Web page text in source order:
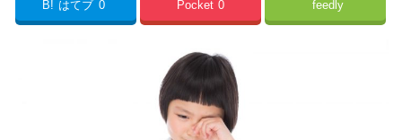
B! はてブ 0 Pocket 0 feedly